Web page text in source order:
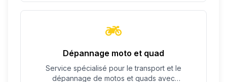
Dépannage moto et quad
Service spécialisé pour le transport et le
dépannage de motos et quads avec